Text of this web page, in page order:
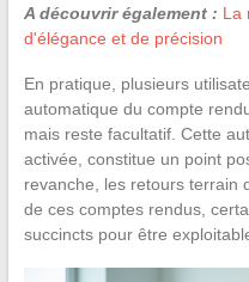
A découvrir également : La
d'élégance et de précision
En pratique, plusieurs
automatique du compte
mais reste facultatif. Cette
activée, constitue un point
revanche, les retours terrain
de ces comptes rendus,
succincts pour être